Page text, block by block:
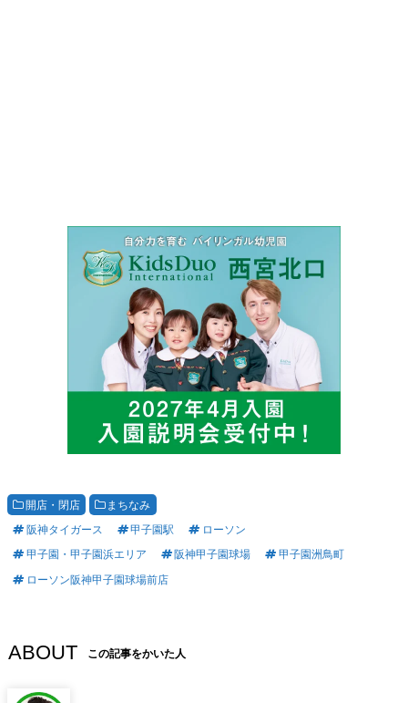
開店・閉店
まちなみ
阪神タイガース
甲子園駅
ローソン
甲子園・甲子園浜エリア
阪神甲子園球場
甲子園洲鳥町
ローソン阪神甲子園球場前店
ABOUT この記事をかいた人